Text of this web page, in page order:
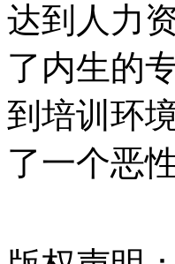
达到人力
了内生的
到培训环
了一个恶